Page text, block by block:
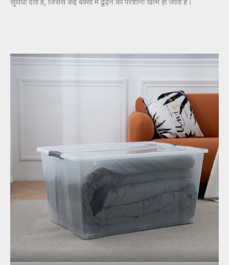
सुविधा देता है, जिससे कई बक्सों में ढूँढ़ने की परेशानी खत्म हो जाती है।